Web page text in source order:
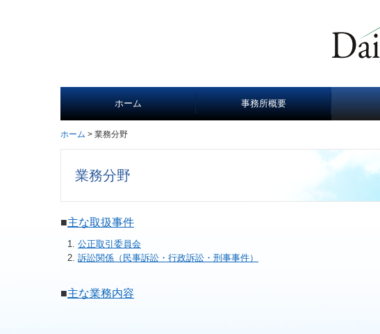
ホーム 事務所概要
ホーム 業務分野
業務分野
■主な取扱事件
公正取引委員会
訴訟関係（民事訴訟・行政訴訟・刑事事件）
■主な業務内容